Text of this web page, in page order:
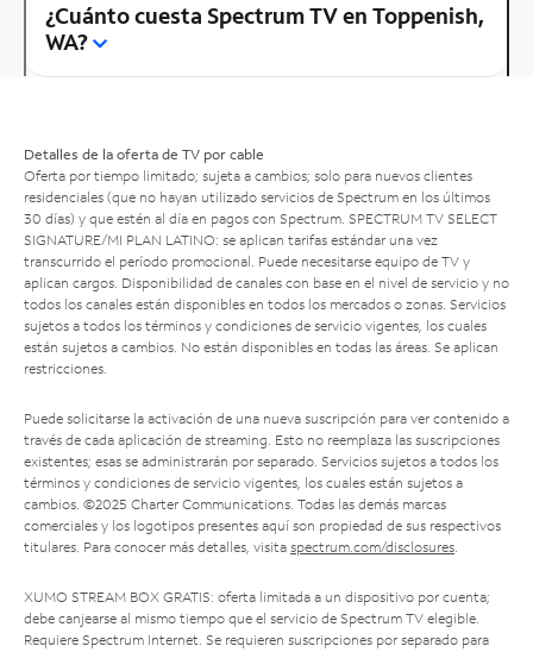
¿Cuánto cuesta Spectrum TV en Toppenish,
WA?
Detalles de la oferta de TV por cable
Oferta por tiempo limitado; sujeta a cambios; solo para nuevos clientes
residenciales (que no hayan utilizado servicios de Spectrum en los últimos
30 días) y que estén al día en pagos con Spectrum. SPECTRUM TV SELECT
SIGNATURE/MI PLAN LATINO: se aplican tarifas estándar una vez
transcurrido el período promocional. Puede necesitarse equipo de TV y
aplican cargos. Disponibilidad de canales con base en el nivel de servicio y no
todos los canales están disponibles en todos los mercados o zonas. Servicios
sujetos a todos los términos y condiciones de servicio vigentes, los cuales
están sujetos a cambios. No están disponibles en todas las áreas. Se aplican
restricciones.
Puede solicitarse la activación de una nueva suscripción para ver contenido a
través de cada aplicación de streaming. Esto no reemplaza las suscripciones
existentes; esas se administrarán por separado. Servicios sujetos a todos los
términos y condiciones de servicio vigentes, los cuales están sujetos a
cambios. ©2025 Charter Communications. Todas las demás marcas
comerciales y los logotipos presentes aquí son propiedad de sus respectivos
titulares. Para conocer más detalles, visita spectrum.com/disclosures.
XUMO STREAM BOX GRATIS: oferta limitada a un dispositivo por cuenta;
debe canjearse al mismo tiempo que el servicio de Spectrum TV elegible.
Requiere Spectrum Internet. Se requieren suscripciones por separado para